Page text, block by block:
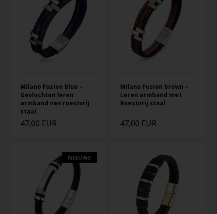
Milano Fusion Blue –
Gevlochten leren
armband van roestvrij
staal
47,00 EUR
Milano Fusion brown –
Leren armband met
Roestvrij staal
47,00 EUR
NIEUWS